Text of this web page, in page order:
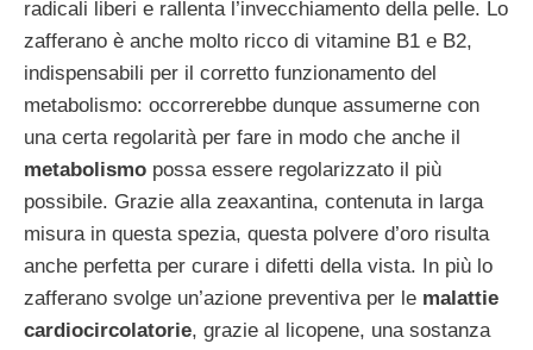
radicali liberi e rallenta l’invecchiamento della pelle. Lo
zafferano è anche molto ricco di vitamine B1 e B2,
indispensabili per il corretto funzionamento del
metabolismo: occorrerebbe dunque assumerne con
una certa regolarità per fare in modo che anche il
metabolismo possa essere regolarizzato il più
possibile. Grazie alla zeaxantina, contenuta in larga
misura in questa spezia, questa polvere d’oro risulta
anche perfetta per curare i difetti della vista. In più lo
zafferano svolge un’azione preventiva per le malattie
cardiocircolatorie, grazie al licopene, una sostanza